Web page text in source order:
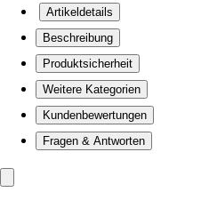
Artikeldetails
Beschreibung
Produktsicherheit
Weitere Kategorien
Kundenbewertungen
Fragen & Antworten